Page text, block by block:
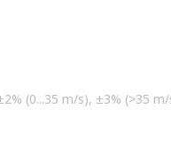
(0...35 m/s), ±3% (>35 m/